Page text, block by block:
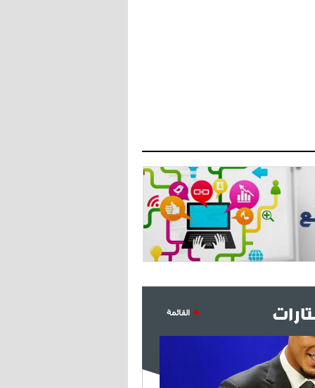
18:10
- 2021/07/25
أنشيلوتي يصر على جلب كيليني
وقدوم الإيطالي يقترب
القائمة